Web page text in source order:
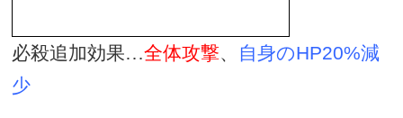
必殺追加効果…全体攻撃、 自身のHP20%減
少